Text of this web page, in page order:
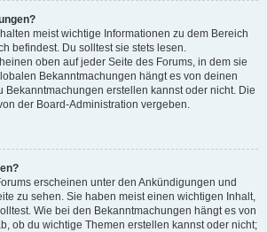
meist wichtige Informationen zu dem Bereich
befindest. Du solltest sie stets lesen.
oben auf jeder Seite des Forums, in dem sie
Bekanntmachungen hängt es von deinen
Bekanntmachungen erstellen kannst oder nicht. Die
der Board-Administration vergeben.
erscheinen unter den Ankündigungen und
zu sehen. Sie haben meist einen wichtigen Inhalt,
Wie bei den Bekanntmachungen hängt es von
ob du wichtige Themen erstellen kannst oder nicht;